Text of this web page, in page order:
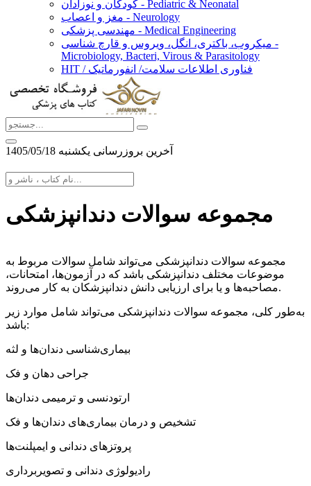
کودکان و نوزادان - Pediatric & Neonatal
مغز و اعصاب - Neurology
مهندسی پزشکی - Medical Engineering
میکروب، باکتری، انگل، ویروس و قارچ شناسی -
Microbiology, Bacteri, Virous & Parasitology
HIT / فناوری اطلاعات سلامت/ انفورماتیک
آخرین بروزرسانی يكشنبه 1405/05/18
مجموعه سوالات دندانپزشکی
مجموعه سوالات دندانپزشکی می‌تواند شامل سوالات مربوط به
موضوعات مختلف دندانپزشکی باشد که در آزمون‌ها، امتحانات،
مصاحبه‌ها و یا برای ارزیابی دانش دندانپزشکان به کار می‌روند.
به‌طور کلی، مجموعه سوالات دندانپزشکی می‌تواند شامل موارد زیر
باشد:
بیماری‌شناسی دندان‌ها و لثه
جراحی دهان و فک
ارتودنسی و ترمیمی دندان‌ها
تشخیص و درمان بیماری‌های دندان‌ها و فک
پروتزهای دندانی و ایمپلنت‌ها
رادیولوژی دندانی و تصویربرداری